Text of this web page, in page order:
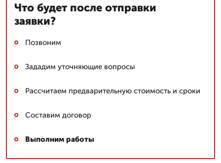
Что будет после отправки
заявки?
Позвоним
Зададим уточняющие вопросы
Рассчитаем предварительную стоимость и сроки
Составим договор
Выполним работы